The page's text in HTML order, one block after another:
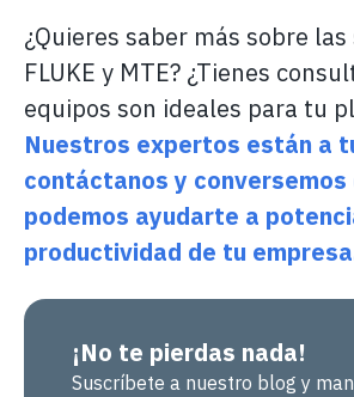
¿Quieres saber más sobre
FLUKE y MTE? ¿Tienes
equipos son ideales para tu
Nuestros expertos están a
contáctanos y conversemos
podemos ayudarte a
productividad de tu
¡No te pierdas nada!
Suscríbete a nuestro blog y